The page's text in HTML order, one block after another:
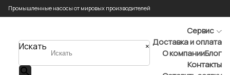
Промышленные насосы от мировых производителей
Искать ×
Сервис
Доставка и оплата
О компанииБлог
Контакты